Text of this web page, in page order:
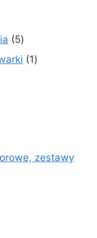
55
produktów
11
zestawy